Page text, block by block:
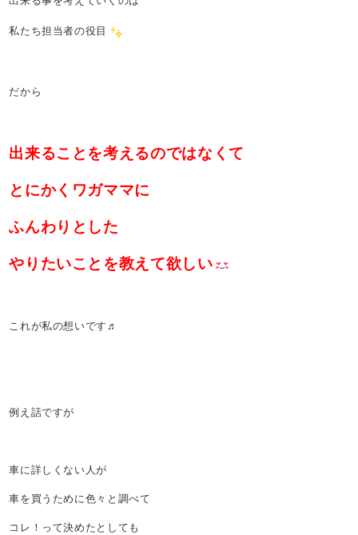
私たち担当者の役目
だから
出来ることを考えるのではなくて
とにかくワガママに
ふんわりとした
やりたいことを教えて欲しい
これが私の想いです♬
例え話ですが
車に詳しくない人が
車を買うために色々と調べて
コレ！って決めたとしても